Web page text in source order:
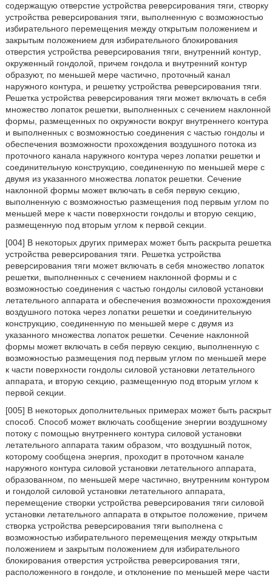
содержащую отверстие устройства реверсирования тяги, створку
устройства реверсирования тяги, выполненную с возможностью
избирательного перемещения между открытым положением и
закрытым положением для избирательного блокирования
отверстия устройства реверсирования тяги, внутренний контур,
окруженный гондолой, причем гондола и внутренний контур
образуют, по меньшей мере частично, проточный канал
наружного контура, и решетку устройства реверсирования тяги.
Решетка устройства реверсирования тяги может включать в себя
множество лопаток решетки, выполненных с сечением наклонной
формы, размещенных по окружности вокруг внутреннего контура
и выполненных с возможностью соединения с частью гондолы и
обеспечения возможности прохождения воздушного потока из
проточного канала наружного контура через лопатки решетки и
соединительную конструкцию, соединенную по меньшей мере с
двумя из указанного множества лопаток решетки. Сечение
наклонной формы может включать в себя первую секцию,
выполненную с возможностью размещения под первым углом по
меньшей мере к части поверхности гондолы и вторую секцию,
размещенную под вторым углом к первой секции.
[004] В некоторых других примерах может быть раскрыта решетка
устройства реверсирования тяги. Решетка устройства
реверсирования тяги может включать в себя множество лопаток
решетки, выполненных с сечением наклонной формы и с
возможностью соединения с частью гондолы силовой установки
летательного аппарата и обеспечения возможности прохождения
воздушного потока через лопатки решетки и соединительную
конструкцию, соединенную по меньшей мере с двумя из
указанного множества лопаток решетки. Сечение наклонной
формы может включать в себя первую секцию, выполненную с
возможностью размещения под первым углом по меньшей мере
к части поверхности гондолы силовой установки летательного
аппарата, и вторую секцию, размещенную под вторым углом к
первой секции.
[005] В некоторых дополнительных примерах может быть раскрыт
способ. Способ может включать сообщение энергии воздушному
потоку с помощью внутреннего контура силовой установки
летательного аппарата таким образом, что воздушный поток,
которому сообщена энергия, проходит в проточном канале
наружного контура силовой установки летательного аппарата,
образованном, по меньшей мере частично, внутренним контуром
и гондолой силовой установки летательного аппарата,
перемещение створки устройства реверсирования тяги силовой
установки летательного аппарата в открытое положение, причем
створка устройства реверсирования тяги выполнена с
возможностью избирательного перемещения между открытым
положением и закрытым положением для избирательного
блокирования отверстия устройства реверсирования тяги,
расположенного в гондоле, и отклонение по меньшей мере части